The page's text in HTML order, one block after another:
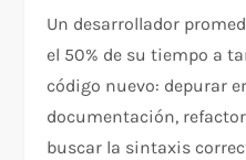
Un desarrollador
el 50% de su tiempo a
código nuevo: depurar
documentación,
buscar la sintaxis